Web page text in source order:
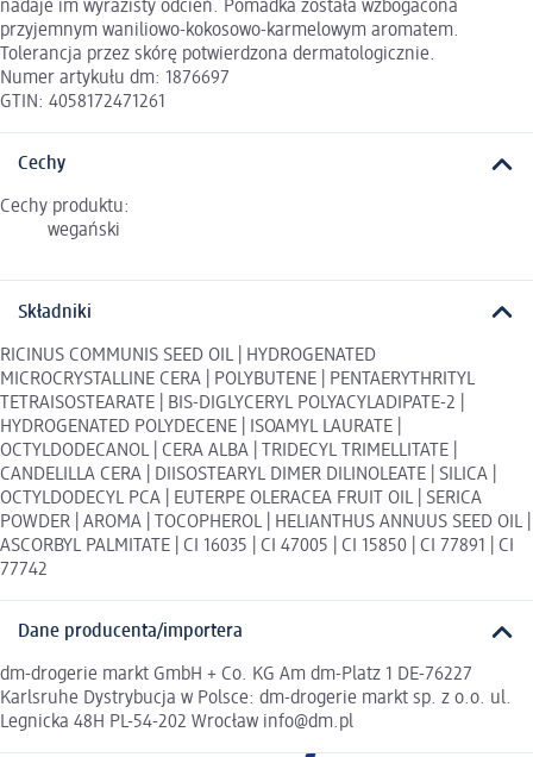
nadaje im wyrazisty odcień. Pomadka została wzbogacona
przyjemnym waniliowo-kokosowo-karmelowym aromatem.
Tolerancja przez skórę potwierdzona dermatologicznie.
Numer artykułu dm: 1876697
GTIN: 4058172471261
Cechy
Cechy produktu:
wegański
Składniki
RICINUS COMMUNIS SEED OIL | HYDROGENATED
MICROCRYSTALLINE CERA | POLYBUTENE | PENTAERYTHRITYL
TETRAISOSTEARATE | BIS-DIGLYCERYL POLYACYLADIPATE-2 |
HYDROGENATED POLYDECENE | ISOAMYL LAURATE |
OCTYLDODECANOL | CERA ALBA | TRIDECYL TRIMELLITATE |
CANDELILLA CERA | DIISOSTEARYL DIMER DILINOLEATE | SILICA |
OCTYLDODECYL PCA | EUTERPE OLERACEA FRUIT OIL | SERICA
POWDER | AROMA | TOCOPHEROL | HELIANTHUS ANNUUS SEED OIL |
ASCORBYL PALMITATE | CI 16035 | CI 47005 | CI 15850 | CI 77891 | CI
77742
Dane producenta/importera
dm-drogerie markt GmbH + Co. KG Am dm-Platz 1 DE-76227
Karlsruhe Dystrybucja w Polsce: dm-drogerie markt sp. z o.o. ul.
Legnicka 48H PL-54-202 Wrocław info@dm.pl